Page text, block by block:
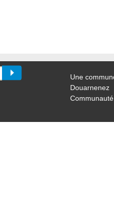
Une
Douarnenez
Communauté